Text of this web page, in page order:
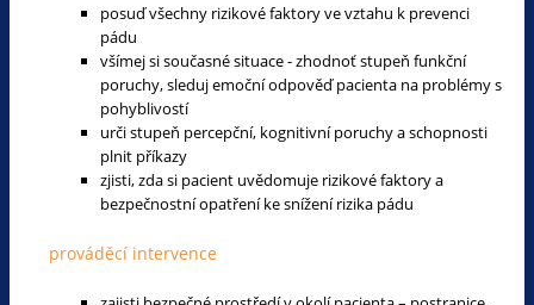
posuď všechny rizikové faktory ve vztahu k prevenci
pádu
všímej si současné situace - zhodnoť stupeň funkční
poruchy, sleduj emoční odpověď pacienta na problémy s
pohyblivostí
urči stupeň percepční, kognitivní poruchy a schopnosti
plnit příkazy
zjisti, zda si pacient uvědomuje rizikové faktory a
bezpečnostní opatření ke snížení rizika pádu
prováděcí intervence